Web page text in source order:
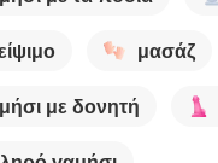
μασάζ
με δονητή